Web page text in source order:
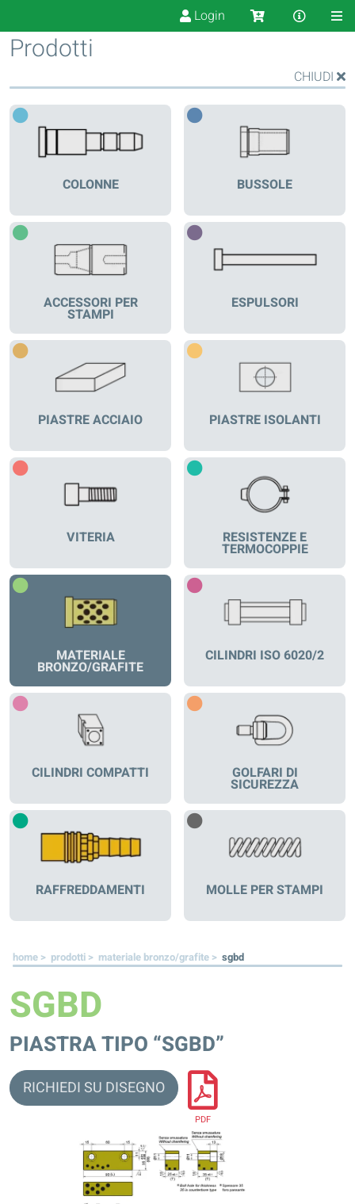
Login
Prodotti
CHIUDI
COLONNE BUSSOLE
ACCESSORI PER
STAMPI
ESPULSORI
PIASTRE ACCIAIO PIASTRE ISOLANTI
VITERIA RESISTENZE E
TERMOCOPPIE
MATERIALE
BRONZO/GRAFITE
CILINDRI ISO 6020/2
CILINDRI COMPATTI GOLFARI DI
SICUREZZA
RAFFREDDAMENTI MOLLE PER STAMPI
home > prodotti > materiale bronzo/grafite > sgbd
SGBD
PIASTRA TIPO “SGBD”
RICHIEDI SU DISEGNO
PDF